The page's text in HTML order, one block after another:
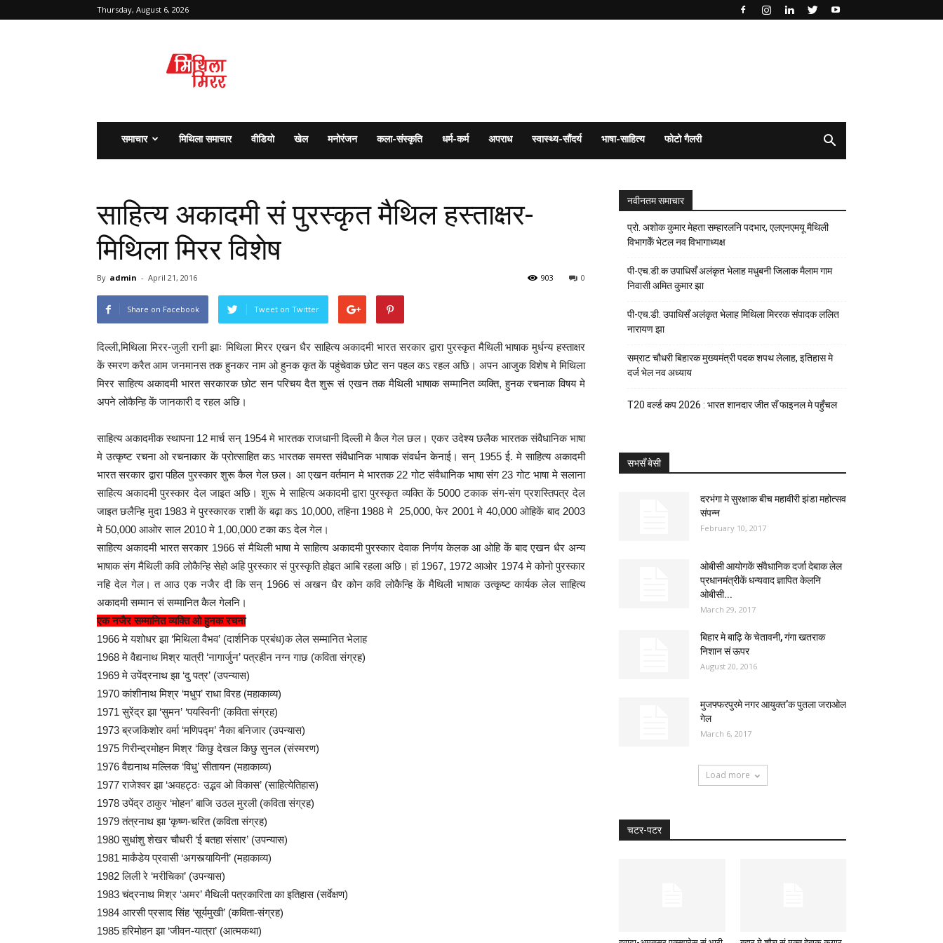
Thursday, August 6, 2026
समाचार मिथिला समाचार वीडियो खेल मनोरंजन कला-संस्कृति धर्म-कर्म अपराध स्वास्थ्य-सौंदर्य भाषा-साहित्य फोटो गैलरी
साहित्य अकादमी सं पुरस्कृत मैथिल हस्ताक्षर-
मिथिला मिरर विशेष
By admin - April 21, 2016 0
903
Share on Facebook Tweet on Twitter
दिल्ली,मिथिला मिरर-जुली रानी झाः मिथिला मिरर एखन धैर साहित्य अकादमी भारत सरकार द्वारा पुरस्कृत मैथिली भाषाक मुर्धन्य हस्ताक्षर
कें स्मरण करैत आम जनमानस तक हुनकर नाम ओ हुनक कृत कें पहुंचेवाक छोट सन पहल कऽ रहल अछि। अपन आजुक विशेष मे मिथिला
मिरर साहित्य अकादमी भारत सरकारक छोट सन परिचय दैत शुरू सं एखन तक मैथिली भाषाक सम्मानित व्यक्ति, हुनक रचनाक विषय मे
अपने लोकैन्हि कें जानकारी द रहल अछि।
साहित्य अकादमीक स्थापना 12 मार्च सन् 1954 मे भारतक राजधानी दिल्ली मे कैल गेल छल। एकर उदेश्य छलैक भारतक संवैधानिक भाषा
मे उत्कृष्ट रचना ओ रचनाकार कें प्रोत्साहित कऽ भारतक समस्त संवैधानिक भाषाक संवर्धन केनाई। सन् 1955 ई. मे साहित्य अकादमी
भारत सरकार द्वारा पहिल पुरस्कार शुरू कैल गेल छल। आ एखन वर्तमान मे भारतक 22 गोट संवैधानिक भाषा संग 23 गोट भाषा मे सलाना
साहित्य अकादमी पुरस्कार देल जाइत अछि। शुरू मे साहित्य अकादमी द्वारा पुरस्कृत व्यक्ति कें 5000 टकाक संग-संग प्रशस्तिपत्र देल
जाइत छलैन्हि मुदा 1983 मे पुरस्कारक राशी कें बढ़ा कऽ 10,000, तहिना 1988 मे 25,000, फेर 2001 मे 40,000 ओहिकें बाद 2003
मे 50,000 आओर साल 2010 मे 1,00,000 टका कऽ देल गेल।
साहित्य अकादमी भारत सरकार 1966 सं मैथिली भाषा मे साहित्य अकादमी पुरस्कार देवाक निर्णय केलक आ ओहि कें बाद एखन धैर अन्य
भाषाक संग मैथिली कवि लोकैन्हि सेहो अहि पुरस्कार सं पुरस्कृति होइत आबि रहला अछि। हां 1967, 1972 आओर 1974 मे कोनो पुरस्कार
नहि देल गेल। त आउ एक नजैर दी कि सन् 1966 सं अखन धैर कोन कवि लोकैन्हि कें मैथिली भाषाक उत्कृष्ट कार्यक लेल साहित्य
अकादमी सम्मान सं सम्मानित कैल गेलनि।
एक नजैर सम्मानित व्यक्ति ओ हुनक रचना
1966 मे यशोधर झा ‘मिथिला वैभव’ (दार्शनिक प्रबंध)क लेल सम्मानित भेलाह
1968 मे वैद्यनाथ मिश्र यात्री ‘नागार्जुन’ पत्रहीन नग्न गाछ (कविता संग्रह)
1969 मे उपेंद्रनाथ झा ‘दु पत्र’ (उपन्यास)
1970 कांशीनाथ मिश्र ‘मधुप’ राधा विरह (महाकाव्य)
1971 सुरेंद्र झा ‘सुमन’ ‘पयस्विनी’ (कविता संग्रह)
1973 ब्रजकिशोर वर्मा ‘मणिपद्म’ नैका बनिजार (उपन्यास)
1975 गिरीन्द्रमोहन मिश्र ‘किछु देखल किछु सुनल (संस्मरण)
1976 वैद्यनाथ मल्लिक ‘विधु’ सीतायन (महाकाव्य)
1977 राजेश्वर झा ‘अवहट्ठः उद्भव ओ विकास’ (साहित्येतिहास)
1978 उपेंद्र ठाकुर ‘मोहन’ बाजि उठल मुरली (कविता संग्रह)
1979 तंत्रनाथ झा ‘कृष्ण-चरित (कविता संग्रह)
1980 सुधांशु शेखर चौधरी ‘ई बतहा संसार’ (उपन्यास)
1981 मार्कंडेय प्रवासी ‘अगस्त्यायिनी’ (महाकाव्य)
1982 लिली रे ‘मरीचिका’ (उपन्यास)
1983 चंद्रनाथ मिश्र ‘अमर’ मैथिली पत्रकारिता का इतिहास (सर्वेक्षण)
1984 आरसी प्रसाद सिंह ‘सूर्यमुखी’ (कविता-संग्रह)
1985 हरिमोहन झा ‘जीवन-यात्रा’ (आत्मकथा)
नवीनतम समाचार
प्रो. अशोक कुमार मेहता सम्हारलनि पदभार, एलएनएमयू मैथिली
विभागकेँ भेटल नव विभागाध्यक्ष
पी-एच.डी.क उपाधिसँ अलंकृत भेलाह मधुबनी जिलाक मैलाम गाम
निवासी अमित कुमार झा
पी-एच.डी. उपाधिसँ अलंकृत भेलाह मिथिला मिररक संपादक ललित
नारायण झा
सम्राट चौधरी बिहारक मुख्यमंत्री पदक शपथ लेलाह, इतिहास मे
दर्ज भेल नव अध्याय
T20 वर्ल्ड कप 2026 : भारत शानदार जीत सँ फाइनल मे पहुँचल
सभसँ बेसी
दरभंगा मे सुरक्षाक बीच महावीरी झंडा महोत्सव
संपन्न
February 10, 2017
ओबीसी आयोगकें संवैधानिक दर्जा देबाक लेल
प्रधानमंत्रीकें धन्यवाद ज्ञापित केलनि
ओबीसी...
March 29, 2017
बिहार मे बाढ़ि के चेतावनी, गंगा खतराक
निशान सं ऊपर
August 20, 2016
मुजफ्फरपुरमे नगर आयुक्त’क पुतला जराओल
गेल
March 6, 2017
Load more
चटर-पटर